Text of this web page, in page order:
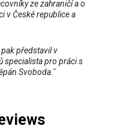
ze zahraničí a o
v České republice a
představil v
specialista pro práci s
Svoboda."